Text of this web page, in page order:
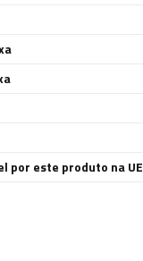
por este produto na UE